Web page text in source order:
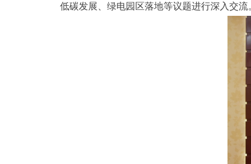
低碳发展、绿电园区落地等议题进行深入交流